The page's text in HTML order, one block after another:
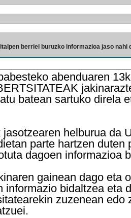
berriei buruzko informazioa jaso nahi
abenduaren
batean sartuko direla
helburua da
parte hartzen
dagoen informazioa
gainean dago eta
informazio bidaltzea eta
zuzenean